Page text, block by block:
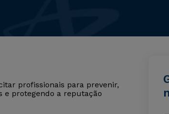
profissionais para prevenir,
e protegendo a reputação